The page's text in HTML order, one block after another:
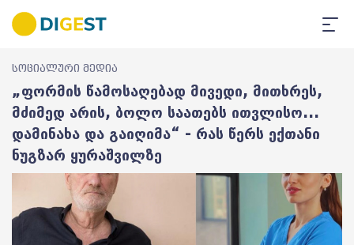
სოციალური მედია
„ფორმის წამოსაღებად მივედი, მითხრეს,
მძიმედ არის, ბოლო საათებს ითვლისო...
დამინახა და გაიღიმა“ - რას წერს ექთანი
ნუგზარ ყურაშვილზე